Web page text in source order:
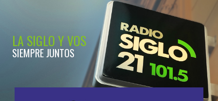
LA SIGLO Y VOS
SIEMPRE JUNTOS